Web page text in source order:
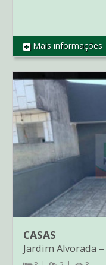
REF CO00969
Mais informações
CASAS
Jardim Alvorada –